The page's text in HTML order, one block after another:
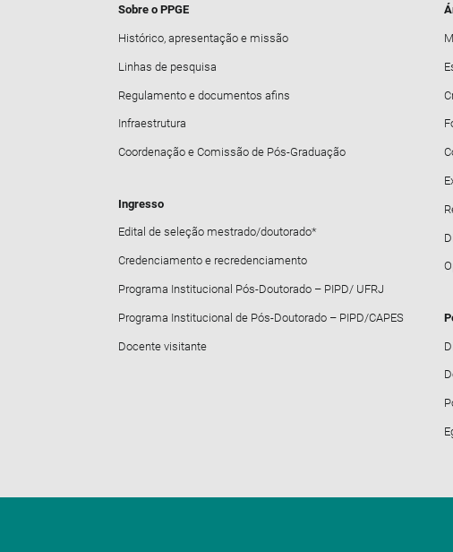
Sobre o PPGE
Histórico, apresentação e missão
Linhas de pesquisa
Regulamento e documentos afins
Infraestrutura
Coordenação e Comissão de Pós-Graduação
Ingresso
Edital de seleção mestrado/doutorado*
Credenciamento e recredenciamento
Programa Institucional Pós-Doutorado – PIPD/ UFRJ
Programa Institucional de Pós-Doutorado – PIPD/CAPES
Docente visitante